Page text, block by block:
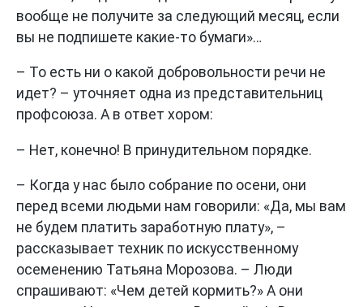
вообще не получите за следующий месяц, если
вы не подпишете какие-то бумаги»…
– То есть ни о какой добровольности речи не
идет? – уточняет одна из представительниц
профсоюза. А в ответ хором:
– Нет, конечно! В принудительном порядке.
– Когда у нас было собрание по осени, они
перед всеми людьми нам говорили: «Да, мы вам
не будем платить заработную плату», –
рассказывает техник по искусственному
осеменению Татьяна Морозова. – Люди
спрашивают: «Чем детей кормить?» А они